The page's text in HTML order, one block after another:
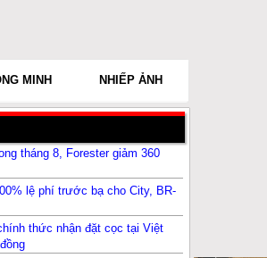
MINH NHIẾP ẢNH
tháng 8, Forester giảm 360
lệ phí trước bạ cho City, BR-
thức nhận đặt cọc tại Việt